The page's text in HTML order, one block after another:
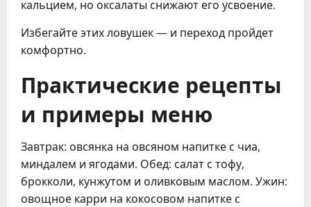
кальцием, но оксалаты снижают его усвоение.
Избегайте этих ловушек — и переход пройдет
комфортно.
Практические рецепты
и примеры меню
Завтрак: овсянка на овсяном напитке с чиа,
миндалем и ягодами. Обед: салат с тофу,
брокколи, кунжутом и оливковым маслом. Ужин:
овощное карри на кокосовом напитке с